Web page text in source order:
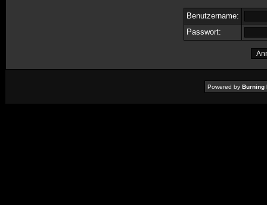
Benutzername:
Passwort:
Powered by Burning